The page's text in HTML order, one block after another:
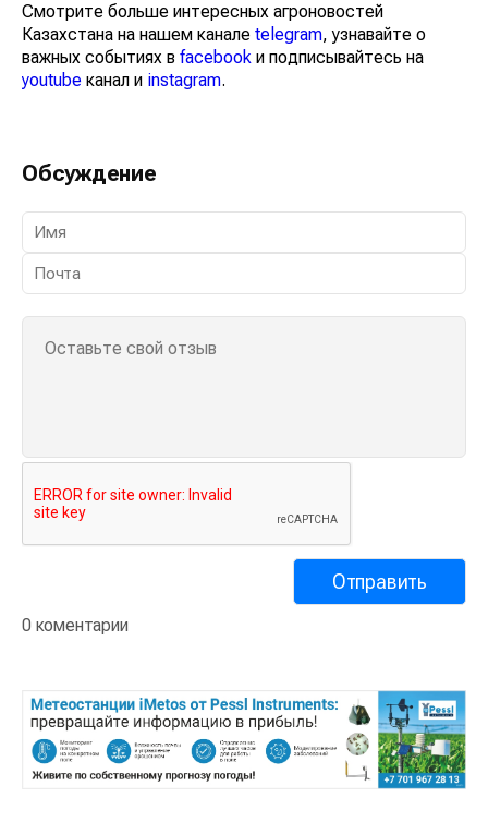
Смотрите больше интересных агроновостей
Казахстана на нашем канале telegram, узнавайте о
важных событиях в facebook и подписывайтесь на
youtube канал и instagram.
Обсуждение
0 коментарии